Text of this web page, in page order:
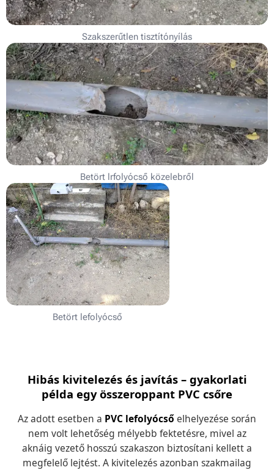
Szakszerűtlen tisztítónyílás
Betört lrfolyócső közelebről
Betört lefolyócső
Hibás kivitelezés és javítás – gyakorlati
példa egy összeroppant PVC csőre
Az adott esetben a PVC lefolyócsőelhelyezése során
nem volt lehetőség mélyebb fektetésre, mivel az
aknáig vezető hosszú szakaszon biztosítani kellett a
megfelelő lejtést. A kivitelezés azonban szakmailag